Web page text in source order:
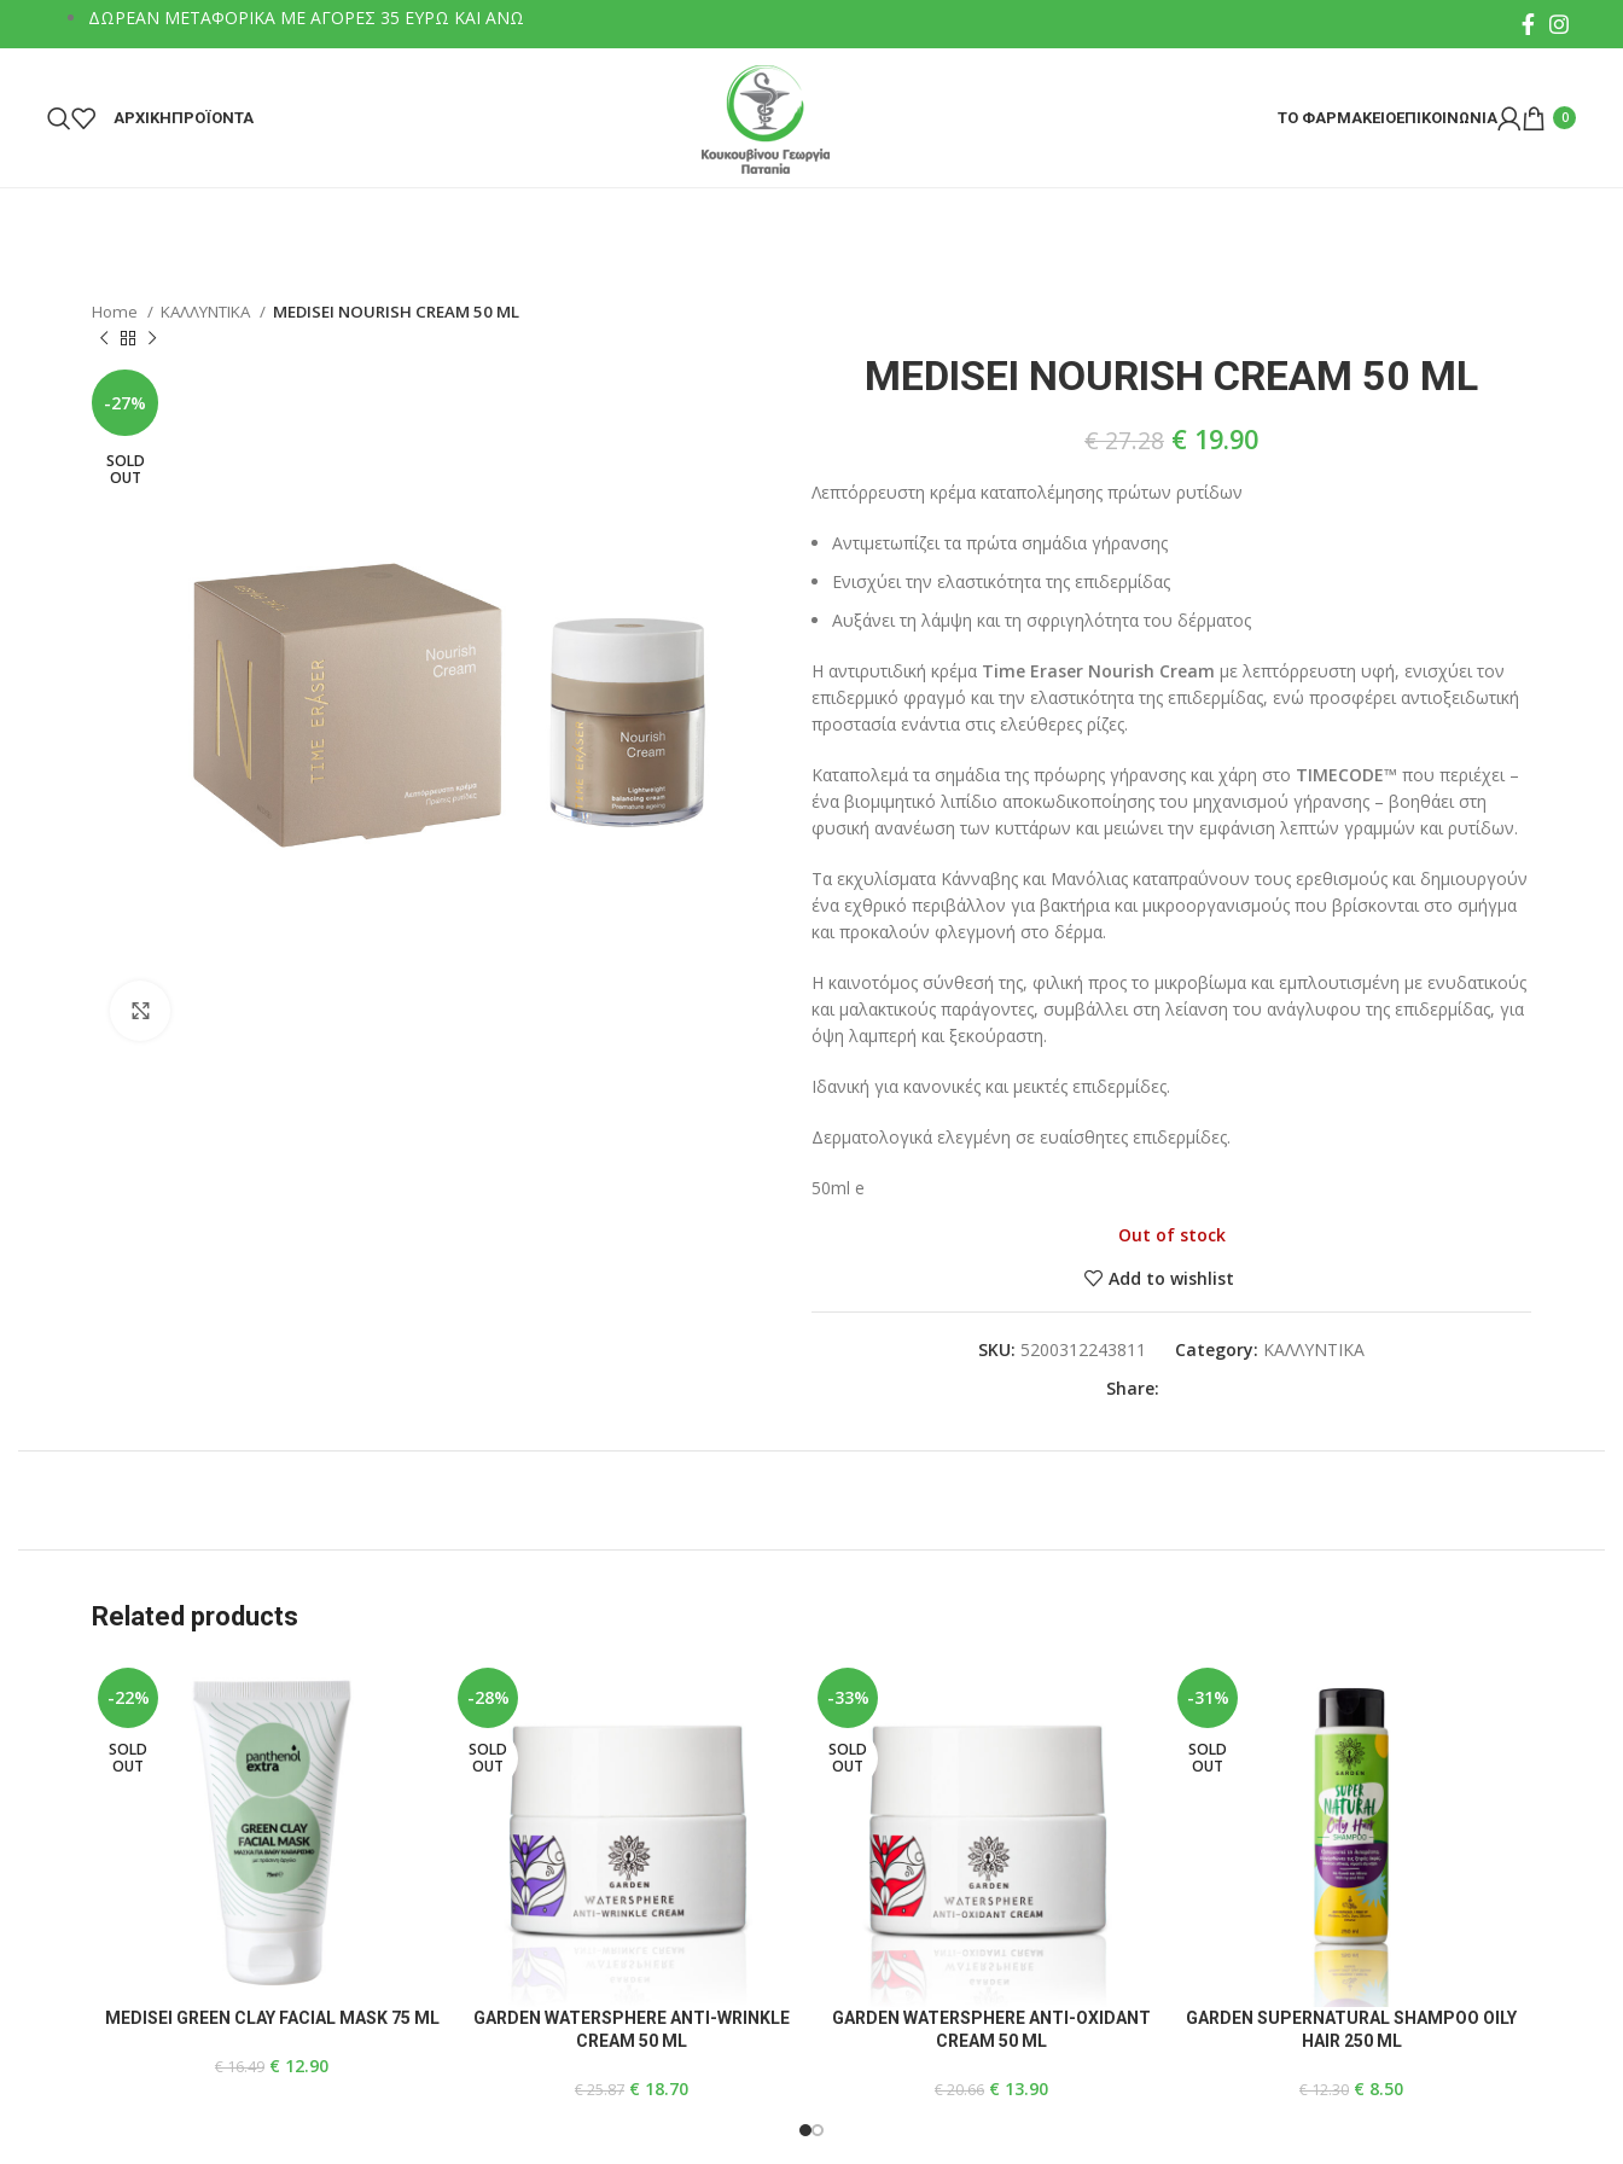
ΔΩΡΕΑΝ ΜΕΤΑΦΟΡΙΚΑ ΜΕ ΑΓΟΡΕΣ 35 ΕΥΡΩ ΚΑΙ ΑΝΩ
ΑΡΧΙΚΗΠΡΟΪΟΝΤΑ ΤΟ ΦΑΡΜΑΚΕΙΟΕΠΙΚΟΙΝΩΝΙΑ 0
Home ΚΑΛΛΥΝΤΙΚΑ MEDISEI NOURISH CREAM 50 ML
-27%
SOLD
OUT
MEDISEI NOURISH CREAM 50 ML
€27.28 € 19.90
Λεπτόρρευστη κρέμα καταπολέμησης πρώτων ρυτίδων
Αντιμετωπίζει τα πρώτα σημάδια γήρανσης
Ενισχύει την ελαστικότητα της επιδερμίδας
Αυξάνει τη λάμψη και τη σφριγηλότητα του δέρματος
Η αντιρυτιδική κρέμα Time Eraser Nourish Cream με λεπτόρρευστη υφή, ενισχύει τον
επιδερμικό φραγμό και την ελαστικότητα της επιδερμίδας, ενώ προσφέρει αντιοξειδωτική
προστασία ενάντια στις ελεύθερες ρίζες.
Καταπολεμά τα σημάδια της πρόωρης γήρανσης και χάρη στο TIMECODE™ που περιέχει –
ένα βιομιμητικό λιπίδιο αποκωδικοποίησης του μηχανισμού γήρανσης – βοηθάει στη
φυσική ανανέωση των κυττάρων και μειώνει την εμφάνιση λεπτών γραμμών και ρυτίδων.
Τα εκχυλίσματα Κάνναβης και Μανόλιας καταπραΰνουν τους ερεθισμούς και δημιουργούν
ένα εχθρικό περιβάλλον για βακτήρια και μικροοργανισμούς που βρίσκονται στο σμήγμα
και προκαλούν φλεγμονή στο δέρμα.
Η καινοτόμος σύνθεσή της, φιλική προς το μικροβίωμα και εμπλουτισμένη με ενυδατικούς
και μαλακτικούς παράγοντες, συμβάλλει στη λείανση του ανάγλυφου της επιδερμίδας, για
όψη λαμπερή και ξεκούραστη.
Ιδανική για κανονικές και μεικτές επιδερμίδες.
Δερματολογικά ελεγμένη σε ευαίσθητες επιδερμίδες.
50ml e
Out of stock
Add to wishlist
SKU: 5200312243811 Category: ΚΑΛΛΥΝΤΙΚΑ
Share:
Related products
-22%
SOLD
OUT
READ MORE
MEDISEI GREEN CLAY FACIAL MASK 75 ML
€16.49 € 12.90
-28%
SOLD
OUT
READ MORE
GARDEN WATERSPHERE ANTI-WRINKLE
CREAM 50 ML
€25.87 € 18.70
-33%
SOLD
OUT
READ MORE
GARDEN WATERSPHERE ANTI-OXIDANT
CREAM 50 ML
€20.66 € 13.90
-31%
SOLD
OUT
READ MORE
GARDEN SUPERNATURAL SHAMPOO OILY
HAIR 250 ML
€12.30 € 8.50